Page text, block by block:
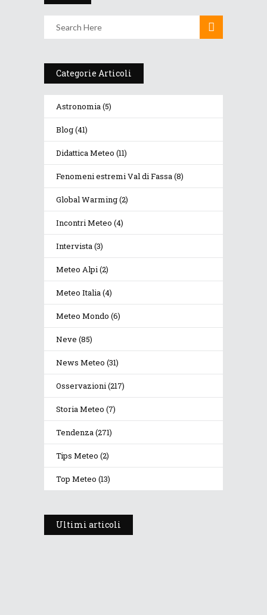
Categorie Articoli
Astronomia(5)
Blog(41)
Didattica Meteo (11)
Fenomeni estremi Val di Fassa(8)
Global Warming(2)
Incontri Meteo (4)
Intervista(3)
Meteo Alpi(2)
Meteo Italia(4)
Meteo Mondo (6)
Neve (85)
News Meteo (31)
Osservazioni(217)
Storia Meteo (7)
Tendenza(271)
Tips Meteo (2)
Top Meteo (13)
Ultimi articoli